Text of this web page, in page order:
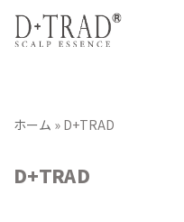
コ
ン
ス
ホーム » D+TRAD
D+TRAD